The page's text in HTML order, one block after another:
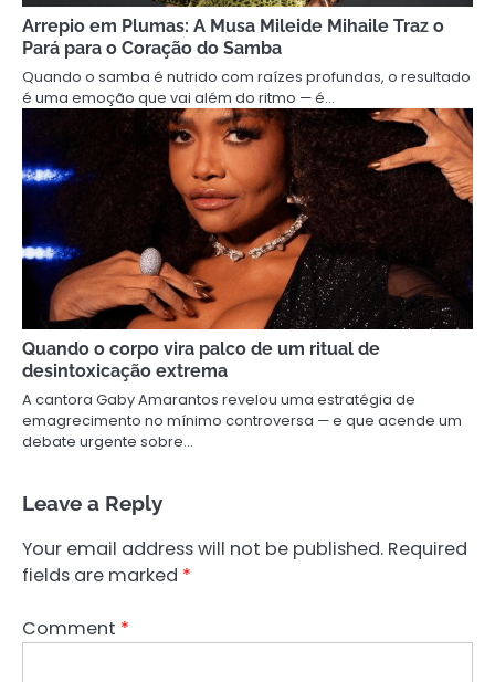
Arrepio em Plumas: A Musa Mileide Mihaile Traz o
Pará para o Coração do Samba
Quando o samba é nutrido com raízes profundas, o resultado
é uma emoção que vai além do ritmo — é…
Quando o corpo vira palco de um ritual de
desintoxicação extrema
A cantora Gaby Amarantos revelou uma estratégia de
emagrecimento no mínimo controversa — e que acende um
debate urgente sobre…
Leave a Reply
Your email address will not be published. Required
fields are marked *
Comment *